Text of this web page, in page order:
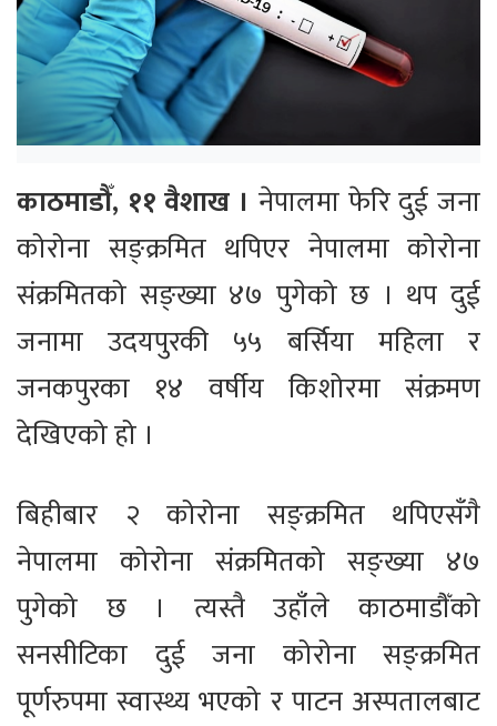
काठमाडौँ, ११ वैशाख । नेपालमा फेरि दुई जना
कोरोना सङ्क्रमित थपिएर नेपालमा कोरोना
संक्रमितको सङ्ख्या ४७ पुगेको छ । थप दुई
जनामा उदयपुरकी ५५ बर्सिया महिला र
जनकपुरका १४ वर्षीय किशोरमा संक्रमण
देखिएको हो ।
बिहीबार २ कोरोना सङ्क्रमित थपिएसँगै
नेपालमा कोरोना संक्रमितको सङ्ख्या ४७
पुगेको छ । त्यस्तै उहाँले काठमाडौँको
सनसीटिका दुई जना कोरोना सङ्क्रमित
पूर्णरुपमा स्वास्थ्य भएको र पाटन अस्पतालबाट